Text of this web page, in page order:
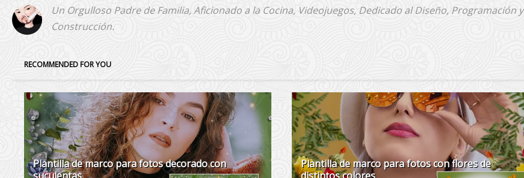
Un Orgulloso Padre de Familia, Aficionado a la Cocina, Videojuegos, Dedicado al Diseño, Programación y
Construcción.
RECOMMENDED FOR YOU
Plantilla de marco para fotos decorado con
Plantilla de marco para fotos con flores de